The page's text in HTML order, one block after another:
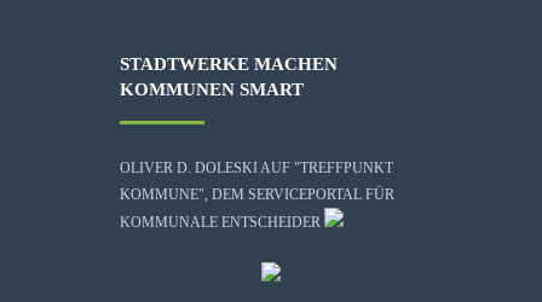
STADTWERKE MACHEN
KOMMUNEN SMART
OLIVER D. DOLESKI AUF "TREFFPUNKT
KOMMUNE", DEM SERVICEPORTAL FÜR
KOMMUNALE ENTSCHEIDER